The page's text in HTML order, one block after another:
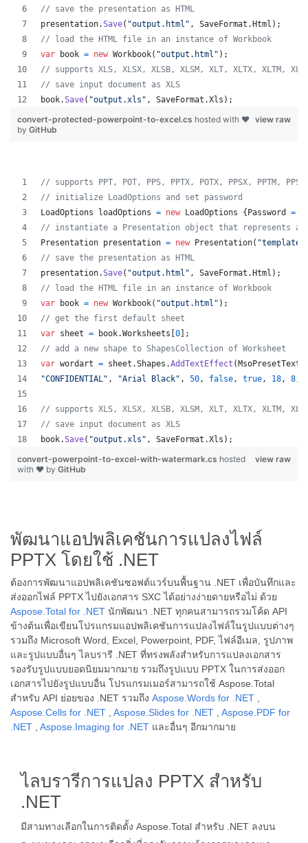
// save the presentation as HTML
presentation.Save( "output.html" , SaveFormat . Html ) ;
// load the HTML file in an instance of Workbook
var
book = new Workbook( "output.html" ) ;
// supports XLS, XLSX, XLSB, XLSM, XLT, XLTX, XLTM,
// save input document as XLS
book.Save( "output.xls" , SaveFormat .Xls ) ;
view raw
convert-protected-powerpoint-to-excel.cs hosted with ❤
by GitHub
// supports PPT, POT, PPS, PPTX, POTX, PPSX, PPTM,
// initialize LoadOptions and set password
LoadOptions
loadOptions = new LoadOptions { Password =
// instantiate a Presentation object that represents a
Presentation presentation = new Presentation(
// save the presentation as HTML
presentation.Save( "output.html" , SaveFormat . Html ) ;
// load the HTML file in an instance of Workbook
var
book = new Workbook( "output.html" ) ;
// get the first default sheet
var sheet = book.Worksheets 0
;
// add a new shape to ShapesCollection of Worksheet
var wordart = sheet .Shapes .AddTextEffect (
"CONFIDENTIAL" , "Arial Black" , 50, false, true, 18, 8,
// supports XLS, XLSX, XLSB, XLSM, XLT, XLTX, XLTM,
// save input document as XLS
book.Save( "output.xls" , SaveFormat .Xls ) ;
view raw
convert-powerpoint-to-excel-with-watermark.cs hosted
with ❤ by GitHub
พัฒนาแอปพลิเคชันการแปลงไฟล์
PPTX โดยใช้ .NET
ต้องการพัฒนาแอปพลิเคชันซอฟต์แวร์บนพื้นฐาน .NET เพื่อบันทึกและ
ส่งออกไฟล์ PPTX ไปยังเอกสาร SXC ได้อย่างง่ายดายหรือไม่ ด้วย
Aspose.Total for .NET นักพัฒนา .NET ทุกคนสามารถรวมโค้ด API
ข้างต้นเพื่อเขียนโปรแกรมแอปพลิเคชันการแปลงไฟล์ในรูปแบบต่างๆ
รวมถึง Microsoft Word, Excel, Powerpoint, PDF, ไฟล์อีเมล, รูปภาพ
และรูปแบบอื่นๆ ไลบรารี .NET ที่ทรงพลังสำหรับการแปลงเอกสาร
รองรับรูปแบบยอดนิยมมากมาย รวมถึงรูปแบบ PPTX ในการส่งออก
เอกสารไปยังรูปแบบอื่น โปรแกรมเมอร์สามารถใช้ Aspose.Total
สำหรับ API ย่อยของ .NET รวมถึง Aspose.Words for .NET
Aspose.Cells for .NET
Aspose.Slides for .NET
Aspose.PDF for
.NET
Aspose.Imaging for .NET และอื่นๆ อีกมากมาย
ไลบรารีการแปลง PPTX สำหรับ
.NET
มีสามทางเลือกในการติดตั้ง Aspose.Total สำหรับ .NET ลงบน